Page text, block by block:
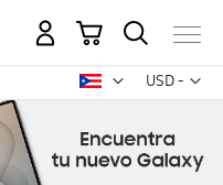
USD -
dólar
Mi carrito